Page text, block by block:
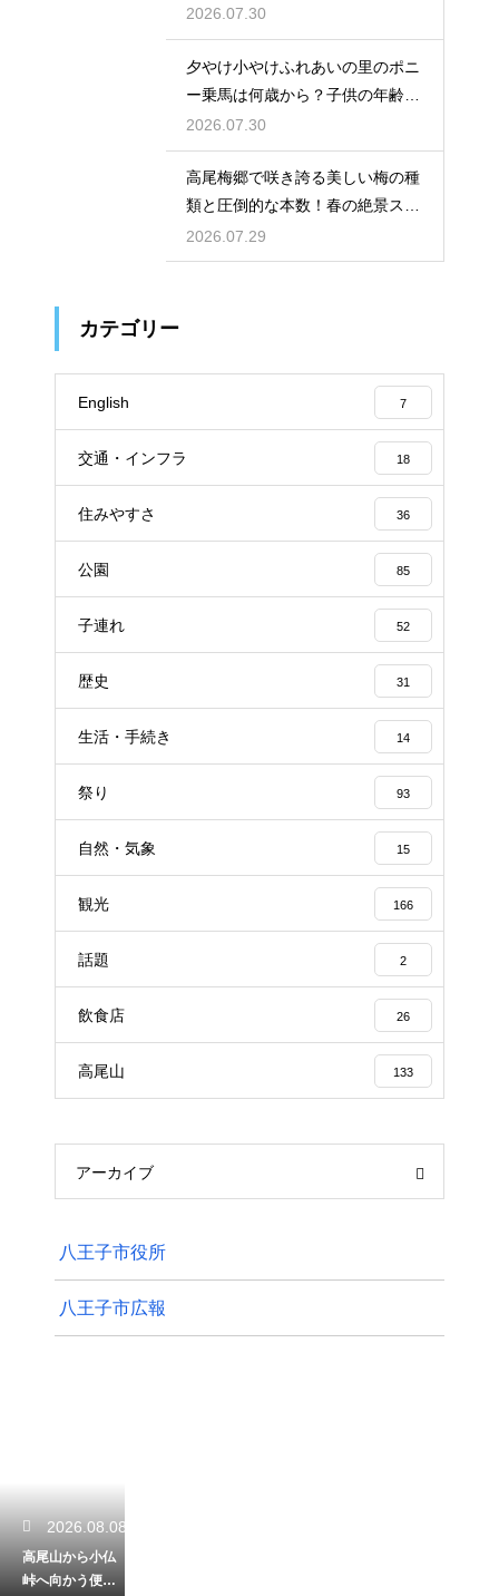
い味方
2026.07.30
夕やけ小やけふれあいの里のポニ
ー乗馬は何歳から？子供の年齢と
利用条件
2026.07.30
高尾梅郷で咲き誇る美しい梅の種
類と圧倒的な本数！春の絶景スポ
ット紹介
2026.07.29
カテゴリー
English 7
交通・インフラ 18
住みやすさ 36
公園 85
子連れ 52
歴史 31
生活・手続き 14
祭り 93
自然・気象 15
観光 166
話題 2
飲食店 26
高尾山 133
アーカイブ
八王子市役所
八王子市広報
2026.08.08
高尾山から小仏
峠へ向かう便利